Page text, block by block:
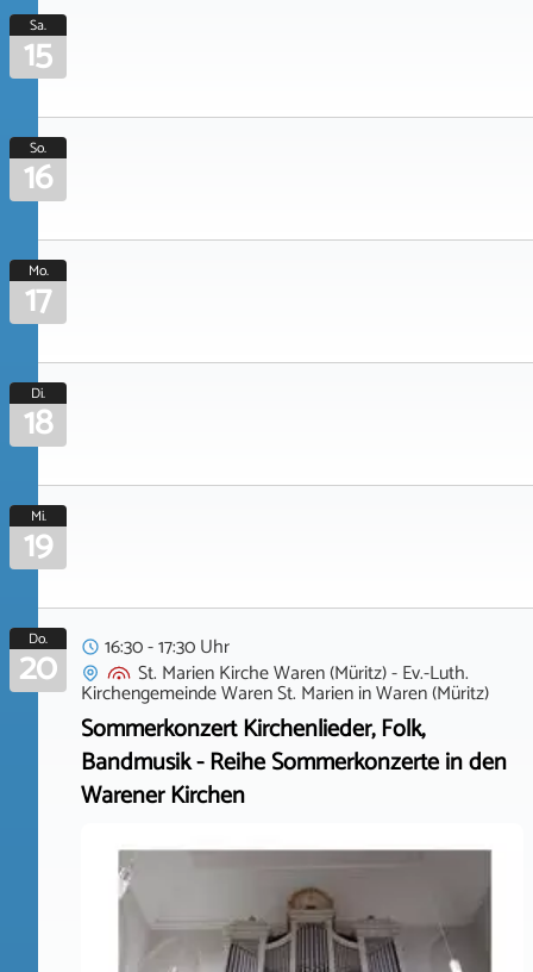
Sa.
15
So.
16
Mo.
17
Di.
18
Mi.
19
Do.
20
16:30 - 17:30 Uhr
St. Marien Kirche Waren (Müritz) - Ev.-Luth.
Kirchengemeinde Waren St. MarieninWaren (Müritz)
Sommerkonzert Kirchenlieder, Folk,
Bandmusik - Reihe Sommerkonzerte in den
Warener Kirchen